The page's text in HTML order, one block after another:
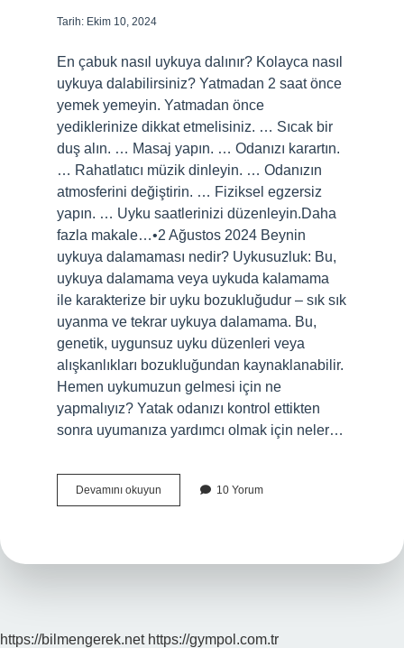
Tarih: Ekim 10, 2024
En çabuk nasıl uykuya dalınır? Kolayca nasıl
uykuya dalabilirsiniz? Yatmadan 2 saat önce
yemek yemeyin. Yatmadan önce
yediklerinize dikkat etmelisiniz. … Sıcak bir
duş alın. … Masaj yapın. … Odanızı karartın.
… Rahatlatıcı müzik dinleyin. … Odanızın
atmosferini değiştirin. … Fiziksel egzersiz
yapın. … Uyku saatlerinizi düzenleyin.Daha
fazla makale…•2 Ağustos 2024 Beynin
uykuya dalamaması nedir? Uykusuzluk: Bu,
uykuya dalamama veya uykuda kalamama
ile karakterize bir uyku bozukluğudur – sık sık
uyanma ve tekrar uykuya dalamama. Bu,
genetik, uygunsuz uyku düzenleri veya
alışkanlıkları bozukluğundan kaynaklanabilir.
Hemen uykumuzun gelmesi için ne
yapmalıyız? Yatak odanızı kontrol ettikten
sonra uyumanıza yardımcı olmak için neler…
Devamını okuyun
Uykuya
10 Yorum
https://bilmengerek.net https://gympol.com.tr